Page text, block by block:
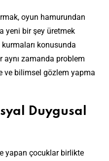
oyun hamurundan
yeni bir şey üretmek
konusunda
aynı zamanda problem
ve bilimsel gözlem yapma
Duygusal
yapan çocuklar birlikte